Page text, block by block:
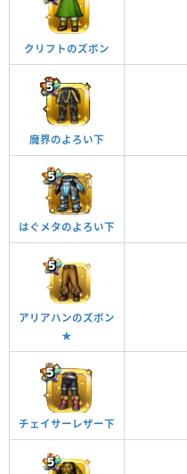
クリフトのズボン
魔界のよろい下
はぐメタのよろい下
アリアハンのズボン
★
チェイサーレザー下